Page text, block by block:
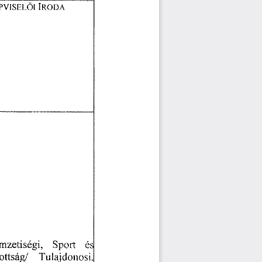
Ő I IRODA
Sport
é.
Tulajdonosi